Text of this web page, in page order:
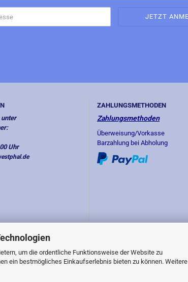
um die ordentliche Funktionsweise der Website zu
ein bestmögliches Einkaufserlebnis bieten zu können. Weitere
Uhr
ZAHLUNGSMETHODEN
Zahlungsmethoden
Überweisung/Vorkasse
Barzahlung bei Abholung